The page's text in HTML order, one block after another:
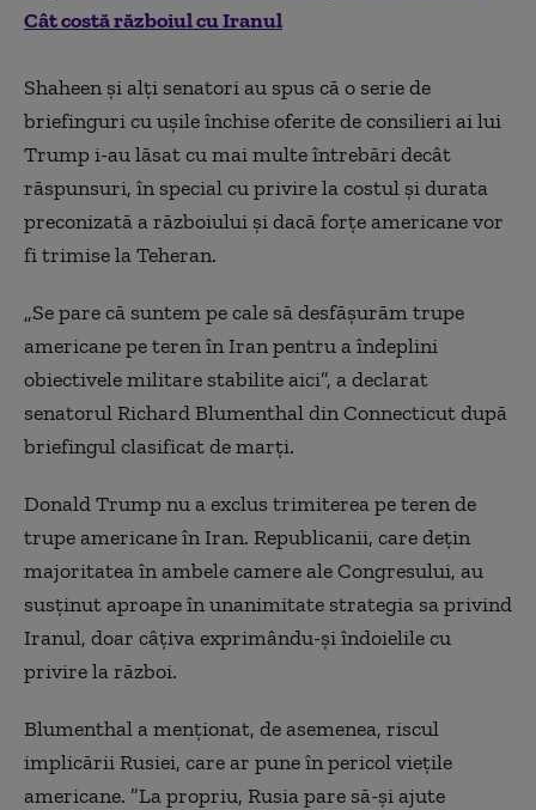
Cât costă războiul cu Iranul
Shaheen şi alţi senatori au spus că o serie de
briefinguri cu uşile închise oferite de consilieri ai lui
Trump i-au lăsat cu mai multe întrebări decât
răspunsuri, în special cu privire la costul şi durata
preconizată a războiului şi dacă forţe americane vor
fi trimise la Teheran.
„Se pare că suntem pe cale să desfăşurăm trupe
americane pe teren în Iran pentru a îndeplini
obiectivele militare stabilite aici”, a declarat
senatorul Richard Blumenthal din Connecticut după
briefingul clasificat de marţi.
Donald Trump nu a exclus trimiterea pe teren de
trupe americane în Iran. Republicanii, care deţin
majoritatea în ambele camere ale Congresului, au
susţinut aproape în unanimitate strategia sa privind
Iranul, doar câţiva exprimându-şi îndoielile cu
privire la război.
Blumenthal a menţionat, de asemenea, riscul
implicării Rusiei, care ar pune în pericol vieţile
americane. ”La propriu, Rusia pare să-şi ajute